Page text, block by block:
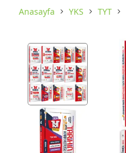
ÖZGÜN ÜRÜNLER
KARA KUTU KİTAPLARI
KARA KUTU KİTAPLARI
Anasayfa YKS TYT